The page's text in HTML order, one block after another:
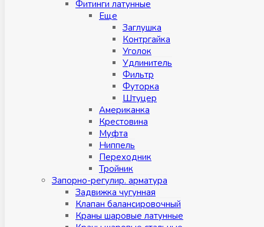
Фитинги латунные
Eщe
Заглушка
Контргайка
Уголок
Удлинитель
Фильтр
Футорка
Штуцер
Американка
Крестовина
Муфта
Ниппель
Переходник
Тройник
Запорно-регулир. арматура
Задвижка чугунная
Клапан балансировочный
Краны шаровые латунные